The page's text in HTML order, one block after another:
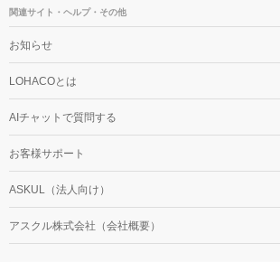
関連サイト・ヘルプ・その他
お知らせ
LOHACOとは
AIチャットで質問する
お客様サポート
ASKUL（法人向け）
アスクル株式会社（会社概要）